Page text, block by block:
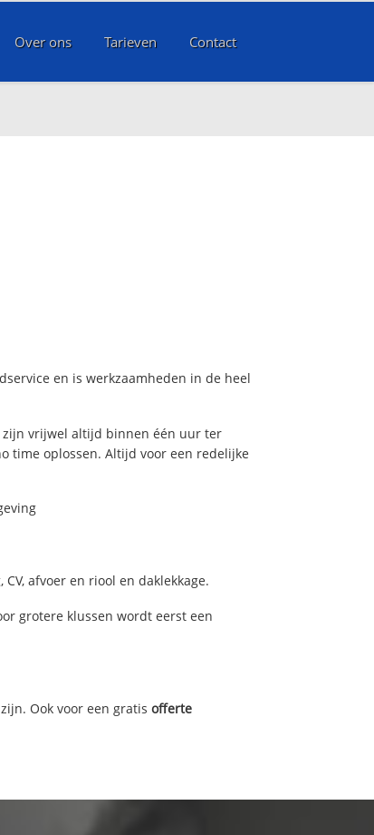
Over ons Tarieven Contact
en is werkzaamheden in de heel
zijn vrijwel altijd binnen één uur ter
time oplossen. Altijd voor een redelijke
afvoer en riool en daklekkage.
grotere klussen wordt eerst een
Ook voor een gratisofferte